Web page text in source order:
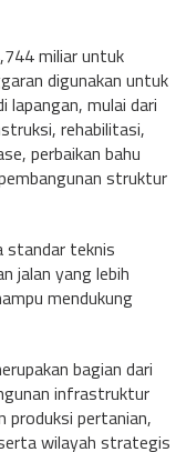
miliar untuk
digunakan untuk
lapangan, mulai dari
rehabilitasi,
perbaikan bahu
struktur
standar teknis
jalan yang lebih
mendukung
bagian dari
infrastruktur
produksi pertanian,
wilayah strategis